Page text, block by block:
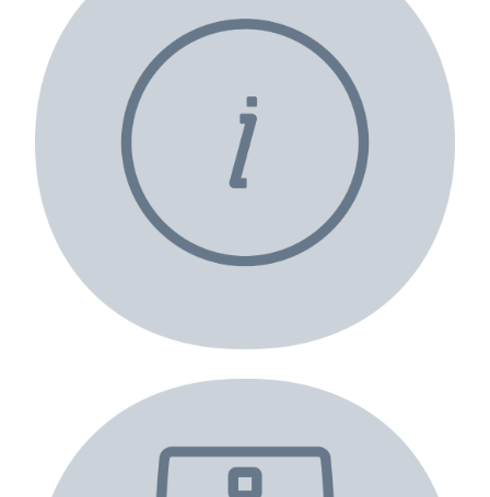
Önemli işletme bilgilerini içeren bir
profil oluşturma.